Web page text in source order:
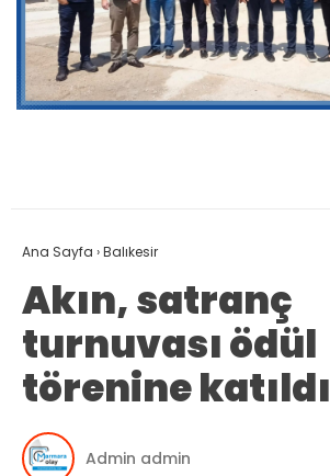
Ana Sayfa ›Balıkesir
Akın, satranç
turnuvası ödül
törenine katıldı
Admin admin